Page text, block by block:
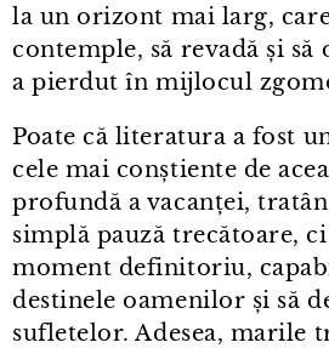
la un orizont mai larg,
contemple, să revadă și să
a pierdut în mijlocul
Poate că literatura a fost
cele mai conștiente de
profundă a vacanței,
simplă pauză trecătoare,
moment definitoriu,
destinele oamenilor și să
sufletelor. Adesea, marile